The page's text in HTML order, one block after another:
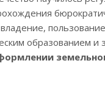
образованием и